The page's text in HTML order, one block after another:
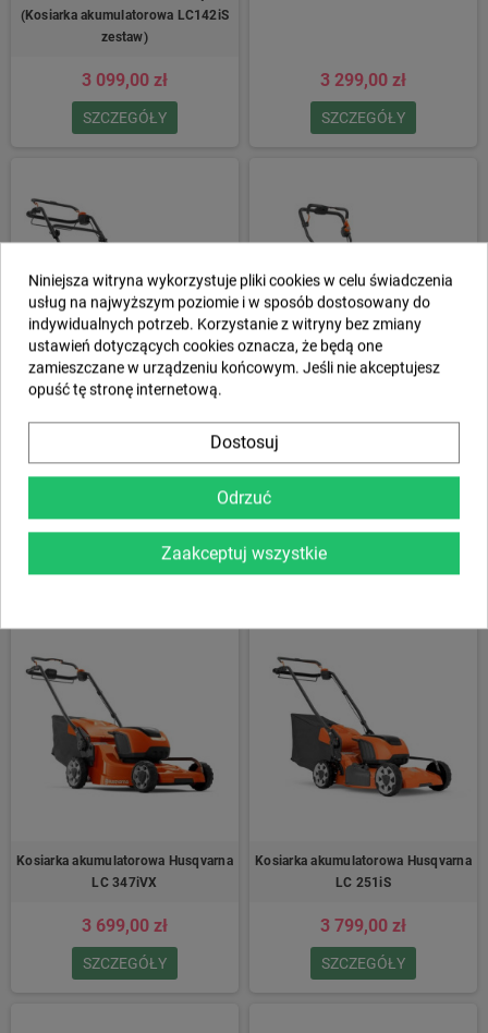
(Kosiarka akumulatorowa LC142iS
zestaw)
3 099,00 zł
SZCZEGÓŁY
3 299,00 zł
SZCZEGÓŁY
HUSQVARNA LC 142iS z
3 399,00 zł
KUP
LB 442i
3 599,00 zł
SZCZEGÓŁY
Kosiarka akumulatorowa Husqvarna
LC 347iVX
3 699,00 zł
SZCZEGÓŁY
Kosiarka akumulatorowa Husqvarna
LC 251iS
3 799,00 zł
SZCZEGÓŁY
Niniejsza witryna wykorzystuje pliki cookies w celu świadczenia
usług na najwyższym poziomie i w sposób dostosowany do
indywidualnych potrzeb. Korzystanie z witryny bez zmiany
ustawień dotyczących cookies oznacza, że będą one
zamieszczane w urządzeniu końcowym. Jeśli nie akceptujesz
opuść tę stronę internetową.
Dostosuj
Odrzuć
Zaakceptuj wszystkie